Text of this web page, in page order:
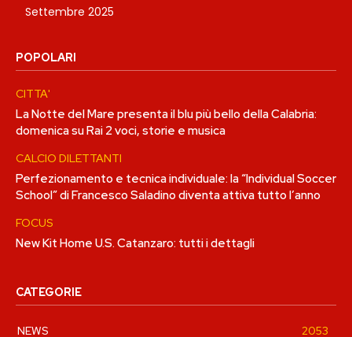
Settembre 2025
POPOLARI
CITTA'
La Notte del Mare presenta il blu più bello della Calabria:
domenica su Rai 2 voci, storie e musica
CALCIO DILETTANTI
Perfezionamento e tecnica individuale: la “Individual Soccer
School” di Francesco Saladino diventa attiva tutto l’anno
FOCUS
New Kit Home U.S. Catanzaro: tutti i dettagli
CATEGORIE
NEWS 2053